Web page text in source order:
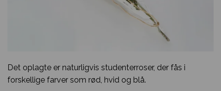
Det oplagte er naturligvis studenterroser, der fås i
forskellige farver som rød, hvid og blå.